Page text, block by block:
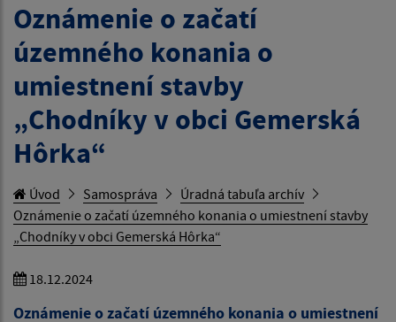
Oznámenie o začatí
územného konania o
umiestnení stavby
„Chodníky v obci Gemerská
Hôrka“
Úvod Samospráva
Úradná tabuľa archív
Oznámenie o začatí územného konania o umiestnení stavby
„Chodníky v obci Gemerská Hôrka“
18.12.2024
Oznámenie o začatí územného konania o umiestnení